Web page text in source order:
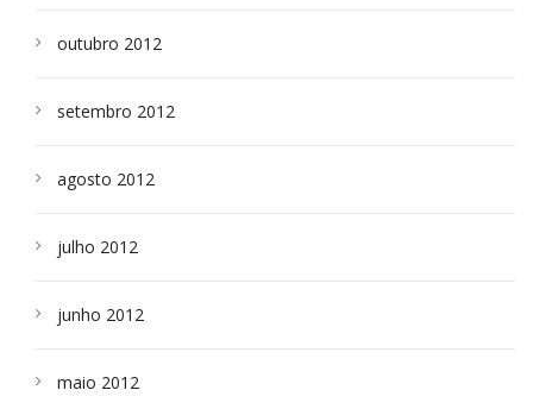
outubro 2012
setembro 2012
agosto 2012
julho 2012
junho 2012
maio 2012